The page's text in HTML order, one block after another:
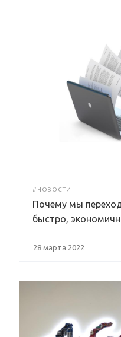
#НОВОСТИ
Почему мы
быстро,
28 марта 2022